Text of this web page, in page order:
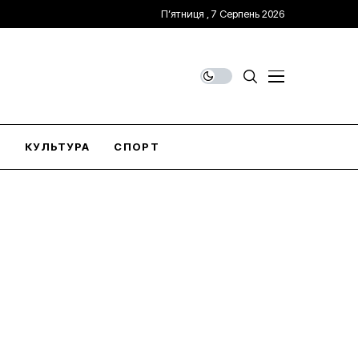
П’ятниця , 7 Серпень 2026
КУЛЬТУРА СПОРТ